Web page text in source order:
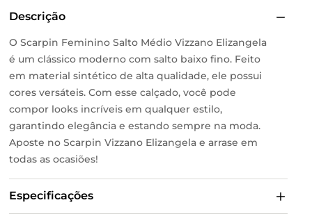
Descrição
O Scarpin Feminino Salto Médio Vizzano Elizangela
é um clássico moderno com salto baixo fino. Feito
em material sintético de alta qualidade, ele possui
cores versáteis. Com esse calçado, você pode
compor looks incríveis em qualquer estilo,
garantindo elegância e estando sempre na moda.
Aposte no Scarpin Vizzano Elizangela e arrase em
todas as ocasiões!
Especificações